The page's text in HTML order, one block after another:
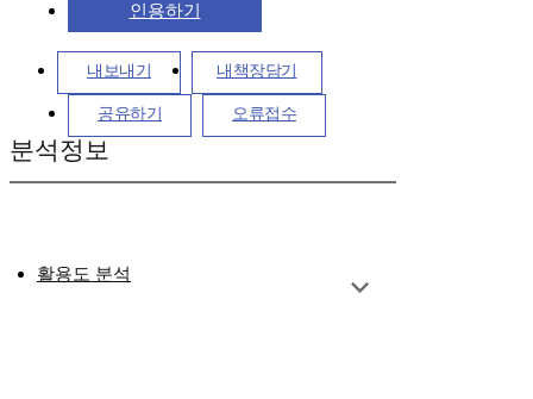
인용하기
내보내기 내책장담기
공유하기 오류접수
분석정보
활용도 분석